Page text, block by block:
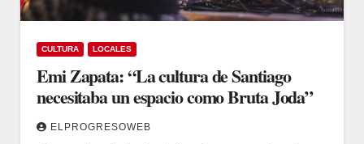
CULTURA LOCALES
Emi Zapata: “La cultura de Santiago
necesitaba un espacio como Bruta Joda”
ELPROGRESOWEB